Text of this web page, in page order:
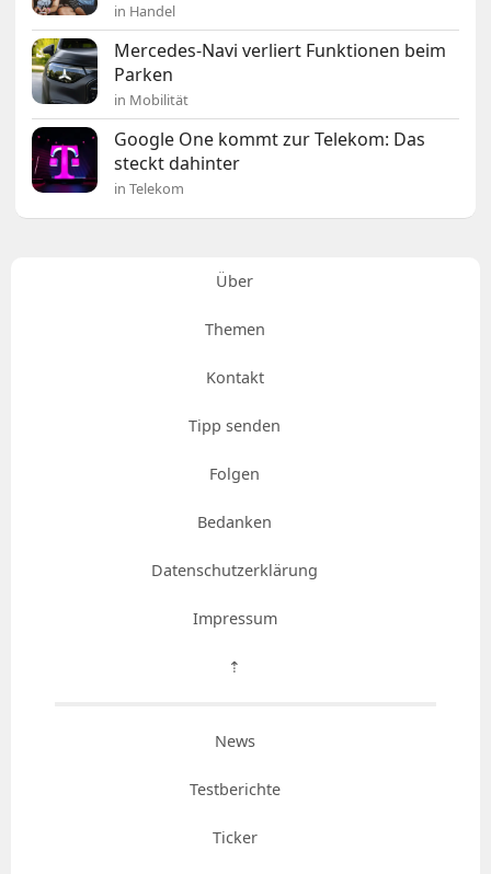
in Handel
Mercedes-Navi verliert Funktionen beim
Parken
in Mobilität
Google One kommt zur Telekom: Das
steckt dahinter
in Telekom
Über
Themen
Kontakt
Tipp senden
Folgen
Bedanken
Datenschutzerklärung
Impressum
⇡
News
Testberichte
Ticker